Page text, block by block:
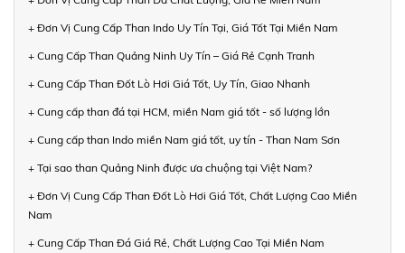
+ Đơn Vị Cung Cấp Than Indo Uy Tín Tại, Giá Tốt Tại Miền Nam
+ Cung Cấp Than Quảng Ninh Uy Tín – Giá Rẻ Cạnh Tranh
+ Cung Cấp Than Đốt Lò Hơi Giá Tốt, Uy Tín, Giao Nhanh
+ Cung cấp than đá tại HCM, miền Nam giá tốt - số lượng lớn
+ Cung cấp than Indo miền Nam giá tốt, uy tín - Than Nam Sơn
+ Tại sao than Quảng Ninh được ưa chuộng tại Việt Nam?
+ Đơn Vị Cung Cấp Than Đốt Lò Hơi Giá Tốt, Chất Lượng Cao Miền
Nam
+ Cung Cấp Than Đá Giá Rẻ, Chất Lượng Cao Tại Miền Nam